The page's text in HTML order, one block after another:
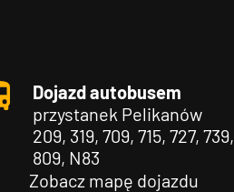
Dojazd autobusem
przystanek Pelikanów
209, 319, 709, 715, 727, 739,
809, N83
Zobacz mapę dojazdu